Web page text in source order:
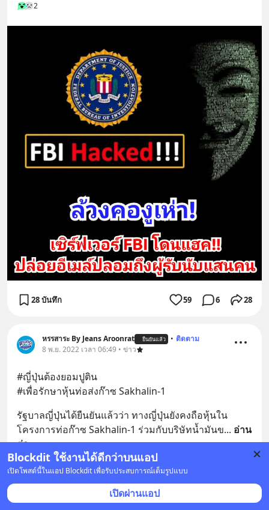
Blockdit ใช้งานได้ดีกว่าบนแอป
เปิดโพสต์นี้ในแอป Blockdit เพื่อรับประสบการณ์เต็มรูปแบบ
เปิดผ่านแอป
2
28 บันทึก 59 6 28
หรรสาระ By Jeans Aroonrat ยืนยันแล้ว • ติดตาม
8 พ.ย. 2022 เวลา 06:49 • ข่าว
#ญี่ปุ่นต้องยอมปูติน
#เพื่อรักษาหุ้นท่อส่งก๊าซ Sakhalin-1
รัฐบาลญี่ปุ่นได้ยืนยันแล้วว่า ทางญี่ปุ่นยังคงถือหุ้นใน
โครงการท่อก๊าซ Sakhalin-1 ร่วมกับบริษัทน้ำมันข... อ่าน
ต่อ
1